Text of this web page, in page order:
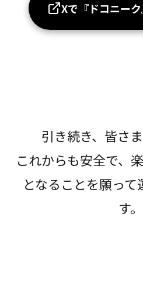
Xで『ドコニー
引き続き、皆さ
これからも安全で、
となることを願って
す。